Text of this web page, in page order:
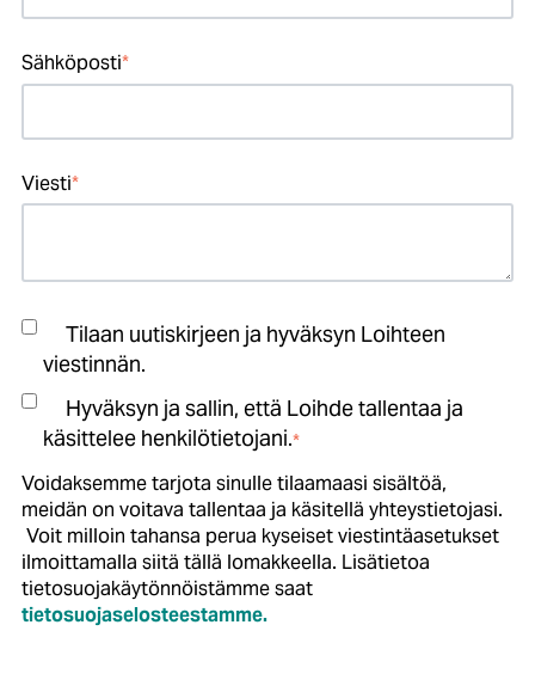
Sähköposti*
Viesti*
Tilaan uutiskirjeen ja hyväksyn Loihteen
viestinnän.
Hyväksyn ja sallin, että Loihde tallentaa ja
käsittelee henkilötietojani.*
Voidaksemme tarjota sinulle tilaamaasi sisältöä,
meidän on voitava tallentaa ja käsitellä yhteystietojasi.
Voit milloin tahansa perua kyseiset viestintäasetukset
ilmoittamalla siitä tällä lomakkeella. Lisätietoa
tietosuojakäytönnöistämme saat
tietosuojaselosteestamme.